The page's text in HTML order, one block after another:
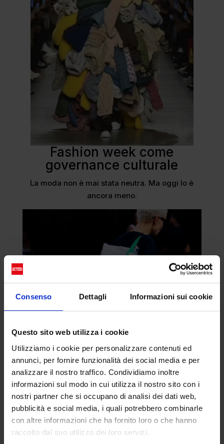
Consenso Dettagli Informazioni sui cookie
Questo sito web utilizza i cookie
Utilizziamo i cookie per personalizzare contenuti ed
annunci, per fornire funzionalità dei social media e per
analizzare il nostro traffico. Condividiamo inoltre
informazioni sul modo in cui utilizza il nostro sito con i
nostri partner che si occupano di analisi dei dati web,
pubblicità e social media, i quali potrebbero combinarle
con altre informazioni che ha fornito loro o che hanno
raccolto dal suo utilizzo dei loro servizi.
Fashion week come
governance culturale
La moda non è mai stata neutra. Ma oggi lo è
ancora meno.